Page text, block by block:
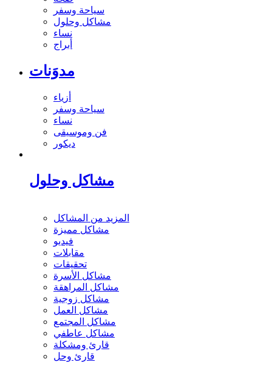
سياحة وسفر
مشاكل وحلول
نساء
أبراج
مدوَنات
أزياء
سياحة وسفر
نساء
فن وموسيقى
ديكور
مشاكل وحلول
المزيد من المشاكل
مشاكل مميزة
فيديو
مقابلات
تحقيقات
مشاكل الأسرة
مشاكل المراهقة
مشاكل زوجية
مشاكل العمل
مشاكل المجتمع
مشاكل عاطفي
قارئ ومشكلة
قارئ وحل